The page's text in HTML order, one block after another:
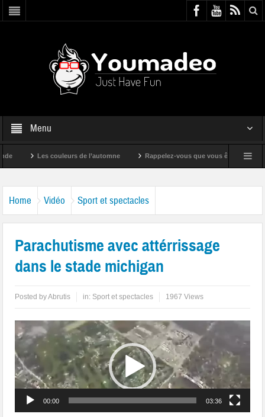
Menu
Les couleurs de l’automne Rappelez-vous que vous êtes super !
Home Vidéo Sport et spectacles
Parachutisme avec attérrissage
dans le stade michigan
Posted byAbrutis in: Sport et spectacles 1967 Views
Lecteur
vidéo
00:00 03:36